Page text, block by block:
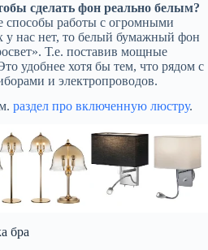
сделать фон реально белым?
способы работы с огромными
у нас нет, то белый бумажный фон
Т.е. поставив мощные
удобнее хотя бы тем, что рядом с
и электропроводов.
раздел про включенную люстру.
бра